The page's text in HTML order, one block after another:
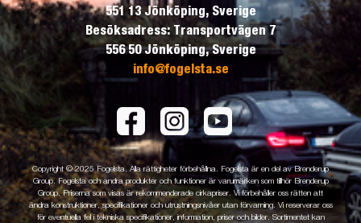
551 13 Jönköping, Sverige
Besöksadress: Transportvägen 7
556 50 Jönköping, Sverige
info@fogelsta.se
Copyright © 2025 Fogelsta. Alla rättigheter förbehållna. Fogelsta är en del av Brenderup
Group. Fogelsta och andra produkter och funktioner är varumärken som tillhör Brenderup
Group. Priserna som visas är rekommenderade cirkapriser. Vi förbehåller oss rätten att
ändra konstruktioner, specifikationer och utrustningsnivåer utan förvarning. Vi reserverar oss
för eventuella fel i tekniska specifikationer, information, priser och bilder. Sortimentet kan